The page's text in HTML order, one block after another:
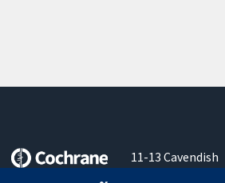
11-13 Cavendish